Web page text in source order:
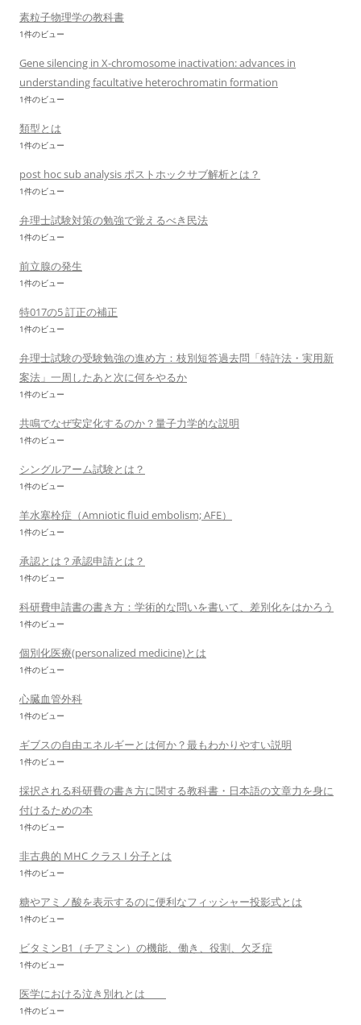
素粒子物理学の教科書
1件のビュー
Gene silencing in X-chromosome inactivation: advances in
understanding facultative heterochromatin formation
1件のビュー
類型とは
1件のビュー
post hoc sub analysis ポストホックサブ解析とは？
1件のビュー
弁理士試験対策の勉強で覚えるべき民法
1件のビュー
前立腺の発生
1件のビュー
特017の5 訂正の補正
1件のビュー
弁理士試験の受験勉強の進め方：枝別短答過去問「特許法・実用新
案法」一周したあと次に何をやるか
1件のビュー
共鳴でなぜ安定化するのか？量子力学的な説明
1件のビュー
シングルアーム試験とは？
1件のビュー
羊水塞栓症（Amniotic fluid embolism; AFE）
1件のビュー
承認とは？承認申請とは？
1件のビュー
科研費申請書の書き方：学術的な問いを書いて、差別化をはかろう
1件のビュー
個別化医療(personalized medicine)とは
1件のビュー
心臓血管外科
1件のビュー
ギブスの自由エネルギーとは何か？最もわかりやすい説明
1件のビュー
採択される科研費の書き方に関する教科書・日本語の文章力を身に
付けるための本
1件のビュー
非古典的 MHC クラス I 分子とは
1件のビュー
糖やアミノ酸を表示するのに便利なフィッシャー投影式とは
1件のビュー
ビタミンB1（チアミン）の機能、働き、役割、欠乏症
1件のビュー
医学における泣き別れとは
1件のビュー